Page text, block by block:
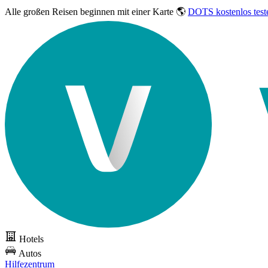
Alle großen Reisen beginnen mit einer Karte 🌎 DOTS kostenlos
Hotels
Autos
Hilfezentrum